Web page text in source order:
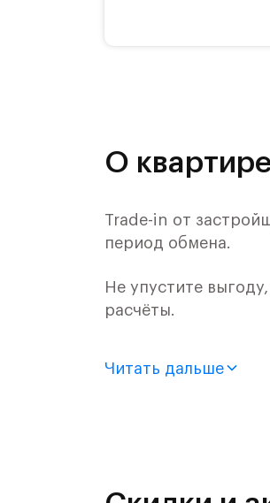
О квартире
Trade-in от
период обмена.
Не упустите
расчёты.
монолитного дома
«Рублевский
Читать дальше